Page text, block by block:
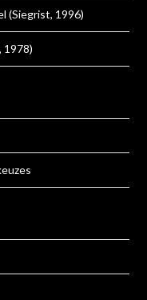
(Siegrist, 1996)
1978)